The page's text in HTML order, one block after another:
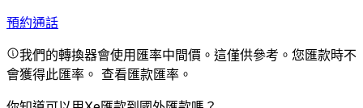
預約通話
我們的轉換器會使用匯率中間價。這僅供參考。您匯款時不
會獲得此匯率。 查看匯款匯率。